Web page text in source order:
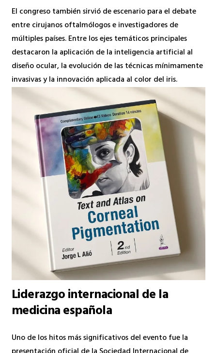
El congreso también sirvió de escenario para el debate
entre cirujanos oftalmólogos e investigadores de
múltiples países. Entre los ejes temáticos principales
destacaron la aplicación de la inteligencia artificial al
diseño ocular, la evolución de las técnicas mínimamente
invasivas y la innovación aplicada al color del iris.
Liderazgo internacional de la
medicina española
Uno de los hitos más significativos del evento fue la